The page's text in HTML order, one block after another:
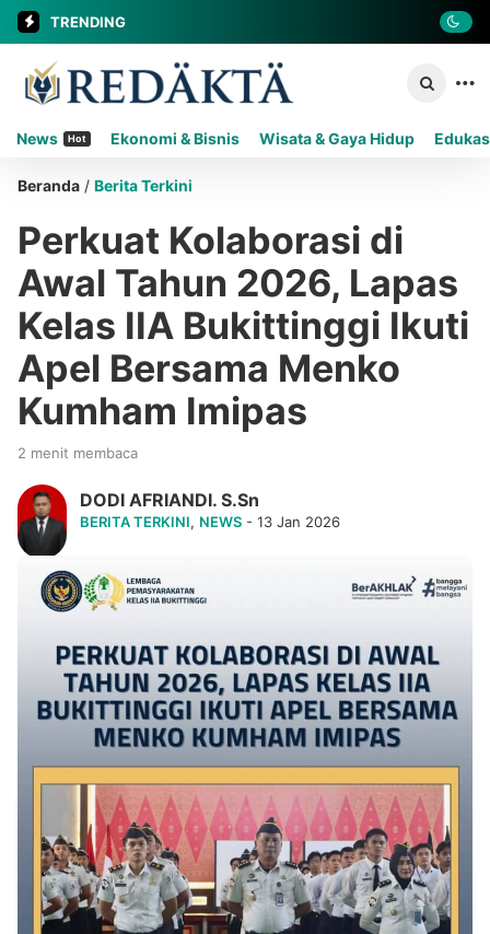
TRENDING
News Hot Ekonomi & Bisnis Wisata & Gaya Hidup
Beranda / Berita Terkini
Perkuat Kolaborasi di
Awal Tahun 2026, Lapas
Kelas IIA Bukittinggi Ikuti
Apel Bersama Menko
Kumham Imipas
2 menit membaca
DODI AFRIANDI. S.Sn
BERITA TERKINI, NEWS - 13 Jan 2026